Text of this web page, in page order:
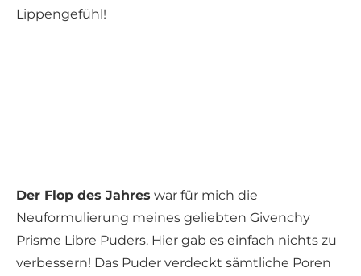
Lippengefühl!
Der Flop des Jahres war für mich die
Neuformulierung meines geliebten Givenchy
Prisme Libre Puders. Hier gab es einfach nichts zu
verbessern! Das Puder verdeckt sämtliche Poren